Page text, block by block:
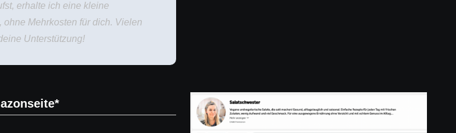
erhalte ich eine kleine
ohne Mehrkosten für dich. Vielen
Unterstützung!